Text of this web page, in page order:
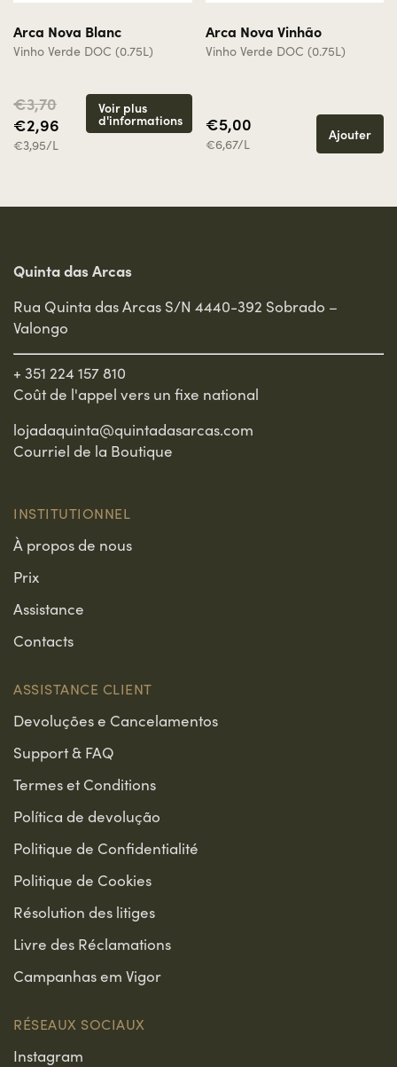
Arca Nova Blanc
Vinho Verde DOC (0.75L)
€3,70
€2,96
€3,95/L
Voir plus
d'informations
Arca Nova Vinhão
Vinho Verde DOC (0.75L)
€5,00
€6,67/L
Ajouter
Quinta das Arcas
Rua Quinta das Arcas S/N 4440-392 Sobrado –
Valongo
+ 351 224 157 810
Coût de l'appel vers un fixe national
lojadaquinta@quintadasarcas.com
Courriel de la Boutique
INSTITUTIONNEL
À propos de nous
Prix
Assistance
Contacts
ASSISTANCE CLIENT
Devoluções e Cancelamentos
Support & FAQ
Termes et Conditions
Política de devolução
Politique de Confidentialité
Politique de Cookies
Résolution des litiges
Livre des Réclamations
Campanhas em Vigor
RÉSEAUX SOCIAUX
Instagram